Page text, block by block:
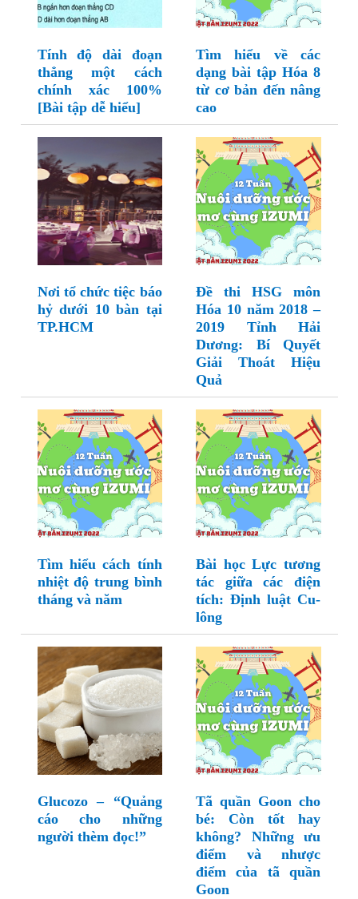
Tính độ dài đoạn
thẳng một cách
chính xác 100%
[Bài tập dễ hiểu]
Tìm hiểu về các
dạng bài tập Hóa 8
từ cơ bản đến nâng
cao
Nơi tổ chức tiệc báo
hỷ dưới 10 bàn tại
TP.HCM
Đề thi HSG môn
Hóa 10 năm 2018 –
2019 Tỉnh Hải
Dương: Bí Quyết
Giải Thoát Hiệu
Quả
Tìm hiểu cách tính
nhiệt độ trung bình
tháng và năm
Bài học Lực tương
tác giữa các điện
tích: Định luật Cu-
lông
Glucozo – “Quảng
cáo cho những
người thèm đọc!”
Tã quần Goon cho
bé: Còn tốt hay
không? Những ưu
điểm và nhược
điểm của tã quần
Goon